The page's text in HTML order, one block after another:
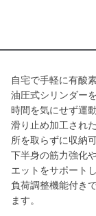
自宅で手軽に有酸
油圧式シリンダー
時間を気にせず運
滑り止め加工され
所を取らずに収納
下半身の筋力強化
エットをサポートし
負荷調整機能付き
ます。